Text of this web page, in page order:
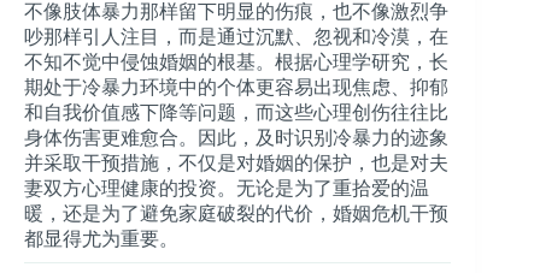
不像肢体暴力那样留下明显的伤痕，也不像激烈争
吵那样引人注目，而是通过沉默、忽视和冷漠，在
不知不觉中侵蚀婚姻的根基。根据心理学研究，长
期处于冷暴力环境中的个体更容易出现焦虑、抑郁
和自我价值感下降等问题，而这些心理创伤往往比
身体伤害更难愈合。因此，及时识别冷暴力的迹象
并采取干预措施，不仅是对婚姻的保护，也是对夫
妻双方心理健康的投资。无论是为了重拾爱的温
暖，还是为了避免家庭破裂的代价，婚姻危机干预
都显得尤为重要。